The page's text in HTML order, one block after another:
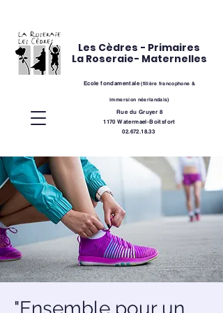
Ecole fondamentale(filière francophone &
immersion néerlandais)
Rue du Gruyer 8
1170 Watermael-Boitsfort
02.672.18.33
Les Cèdres - Primaires
La Roseraie- Maternelles